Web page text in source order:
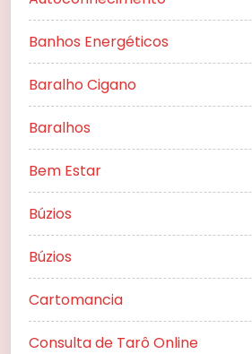
Banhos Energéticos
Baralho Cigano
Baralhos
Bem Estar
Búzios
Búzios
Cartomancia
Consulta de Tarô Online